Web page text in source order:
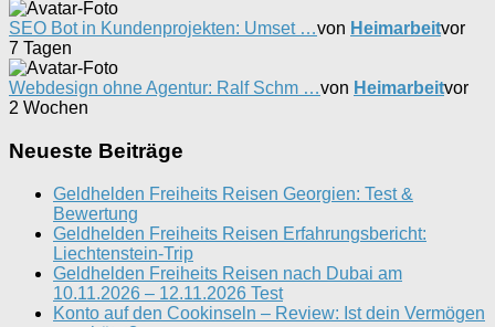
SEO Bot in Kundenprojekten: Umset …von Heimarbeitvor
7 Tagen
Webdesign ohne Agentur: Ralf Schm …von Heimarbeitvor
2 Wochen
Neueste Beiträge
Geldhelden Freiheits Reisen Georgien: Test &
Bewertung
Geldhelden Freiheits Reisen Erfahrungsbericht:
Liechtenstein-Trip
Geldhelden Freiheits Reisen nach Dubai am
10.11.2026 – 12.11.2026 Test
Konto auf den Cookinseln – Review: Ist dein Vermögen